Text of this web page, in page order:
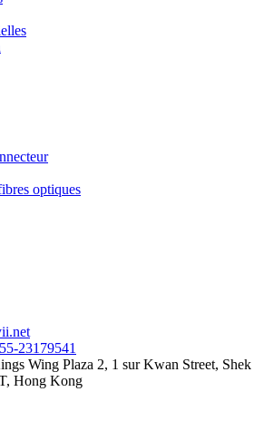
optiques
23179541
Wing Plaza 2, 1 sur Kwan Street, Shek
Hong Kong